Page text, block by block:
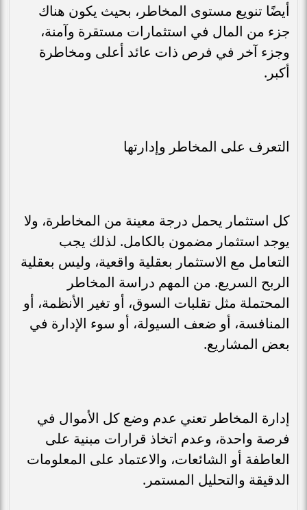
أيضًا تنويع مستوى المخاطر، بحيث يكون هناك
جزء من المال في استثمارات مستقرة وآمنة،
وجزء آخر في فرص ذات عائد أعلى ومخاطرة
أكبر.
التعرف على المخاطر وإدارتها
كل استثمار يحمل درجة معينة من المخاطرة، ولا
يوجد استثمار مضمون بالكامل. لذلك يجب
التعامل مع الاستثمار بعقلية واقعية، وليس بعقلية
الربح السريع. من المهم دراسة المخاطر
المحتملة مثل تقلبات السوق، أو تغير الأنظمة، أو
المنافسة، أو ضعف السيولة، أو سوء الإدارة في
بعض المشاريع.
إدارة المخاطر تعني عدم وضع كل الأموال في
فرصة واحدة، وعدم اتخاذ قرارات مبنية على
العاطفة أو الشائعات، والاعتماد على المعلومات
الدقيقة والتحليل المستمر.